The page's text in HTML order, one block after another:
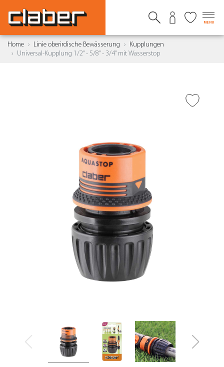
MENU
Home Linie oberirdische Bewässerung
Kupplungen
Universal-Kupplung 1/2” - 5/8” - 3/4” mit Wasserstop